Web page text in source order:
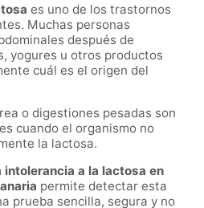
es uno de los trastornos
Muchas personas
después de
yogures u otros productos
cuál es el origen del
o digestiones pesadas son
cuando el organismo no
la lactosa.
a la lactosa en
permite detectar esta
prueba sencilla, segura y no